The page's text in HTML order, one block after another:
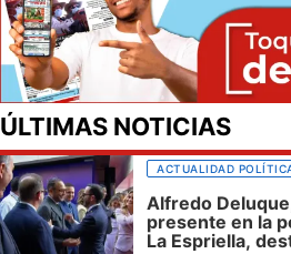
ÚLTIMAS NOTICIAS
ACTUALIDAD
Alfredo
presente en la
La Espriella,